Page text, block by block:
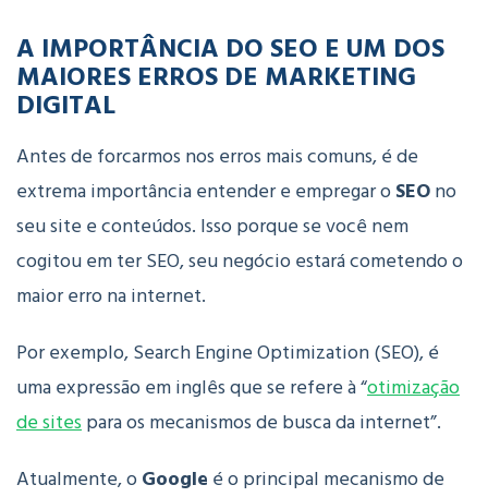
A IMPORTÂNCIA DO SEO E UM DOS
MAIORES ERROS DE MARKETING
DIGITAL
Antes de forcarmos nos erros mais comuns, é de
extrema importância entender e empregar oSEOno
seu site e conteúdos. Isso porque se você nem
cogitou em ter SEO, seu negócio estará cometendo o
maior erro na internet.
Por exemplo, Search Engine Optimization (SEO), é
uma expressão em inglês que se refere à “otimização
de sitespara os mecanismos de busca da internet”.
Atualmente, oGoogle é o principal mecanismo de